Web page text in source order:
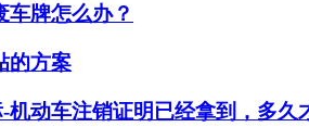
车牌怎么办？
的方案
动车注销证明已经拿到，多